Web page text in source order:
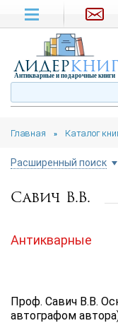
Главная » Каталог
Расширенный поиск
Цена руб.
Автор
...
Савич В.В.
Антикварные
Проф. Савич В.В.
автографом
лидеркниг
Антикварные и подарочные книги